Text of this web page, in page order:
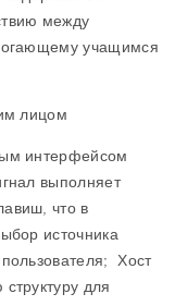
между
учащимся
лицом
интерфейсом
выполняет
что в
источника
Хост
для